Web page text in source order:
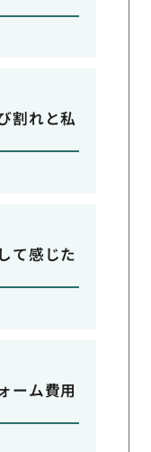
割れと私
て感じた
ーム費用